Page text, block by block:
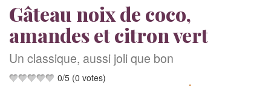
Gâteau noix de coco,
amandes et citron vert
Un classique, aussi joli que bon
0/5 (0 votes)